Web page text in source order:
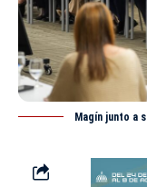
Magín junto a